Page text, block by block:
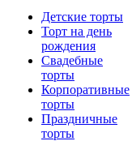
Детские торты
Торт на день
рождения
Свадебные
торты
Корпоративные
торты
Праздничные
торты